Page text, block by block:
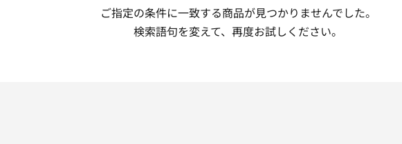
ご指定の条件に一致する商品が見つかりませんでした。
検索語句を変えて、再度お試しください。